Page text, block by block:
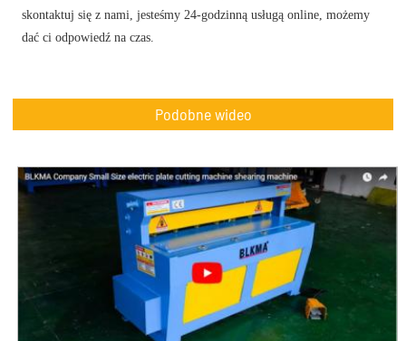
skontaktuj się z nami, jesteśmy 24-godzinną usługą online, możemy
dać ci odpowiedź na czas.
Podobne wideo